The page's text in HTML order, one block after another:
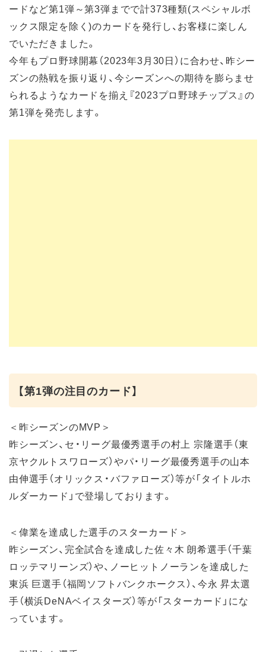
ードなど第1弾～第3弾までで計373種類(スペシャルボ
ックス限定を除く)のカードを発行し、お客様に楽しん
でいただきました。
今年もプロ野球開幕（2023年3月30日）に合わせ、昨シー
ズンの熱戦を振り返り、今シーズンへの期待を膨らませ
られるようなカードを揃え『2023プロ野球チップス』の
第1弾を発売します。
【第1弾の注目のカード】
＜昨シーズンのMVP＞
昨シーズン、セ・リーグ最優秀選手の村上 宗隆選手（東
京ヤクルトスワローズ）やパ・リーグ最優秀選手の山本
由伸選手（オリックス・バファローズ）等が「タイトルホ
ルダーカード」で登場しております。
＜偉業を達成した選手のスターカード＞
昨シーズン、完全試合を達成した佐々木 朗希選手（千葉
ロッテマリーンズ）や、ノーヒットノーランを達成した
東浜 巨選手（福岡ソフトバンクホークス）、今永 昇太選
手（横浜DeNAベイスターズ）等が「スターカード」にな
っています。